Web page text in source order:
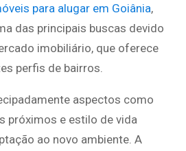
para alugar em Goiânia,
das principais buscas devido
imobiliário, que oferece
perfis de bairros.
aspectos como
próximos e estilo de vida
ao novo ambiente. A